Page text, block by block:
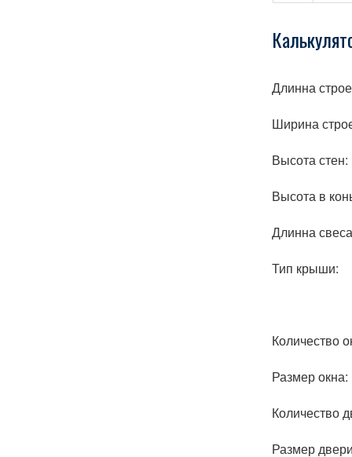
Длинна
Ширина
Высота стен:
Высота в
Длинна
Тип крыши:
Количество
Размер окна:
Количество
Размер